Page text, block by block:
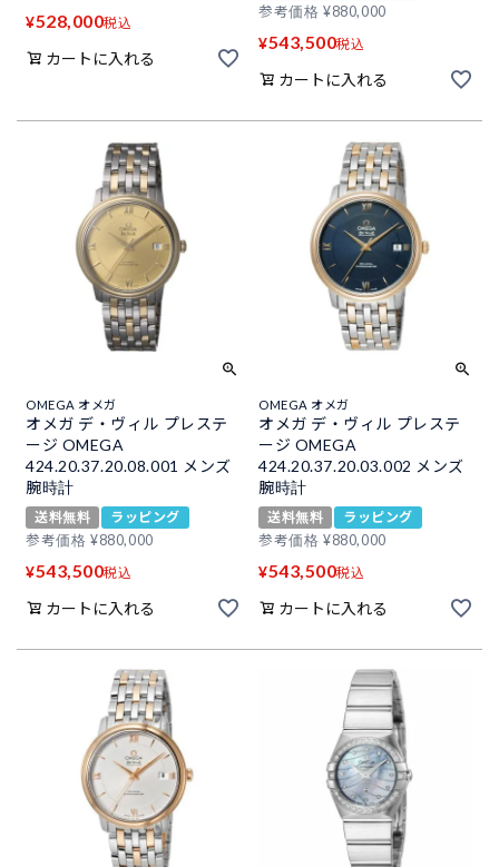
¥528,000税込
カートに入れる
参考価格 ¥880,000
¥543,500税込
カートに入れる
OMEGA オメガ
オメガ デ・ヴィル プレステ
ージ OMEGA
424.20.37.20.08.001 メンズ
腕時計
送料無料
ラッピング
参考価格 ¥880,000
¥543,500税込
カートに入れる
OMEGA オメガ
オメガ デ・ヴィル プレステ
ージ OMEGA
424.20.37.20.03.002 メンズ
腕時計
送料無料
ラッピング
参考価格 ¥880,000
¥543,500税込
カートに入れる